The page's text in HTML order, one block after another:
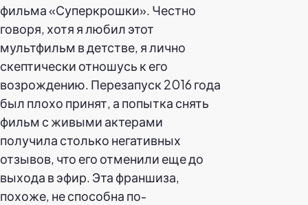
фильма «Суперкрошки». Честно
говоря, хотя я любил этот
мультфильм в детстве, я лично
скептически отношусь к его
возрождению. Перезапуск 2016 года
был плохо принят, а попытка снять
фильм с живыми актерами
получила столько негативных
отзывов, что его отменили еще до
выхода в эфир. Эта франшиза,
похоже, не способна по-